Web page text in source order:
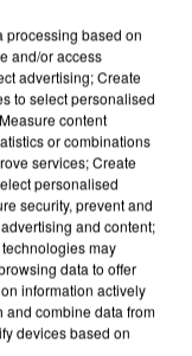
processing based on
and/or access
advertising; Create
to select personalised
content
or combinations
services; Create
personalised
security, prevent and
and content;
may
data to offer
information actively
and combine data from
devices based on